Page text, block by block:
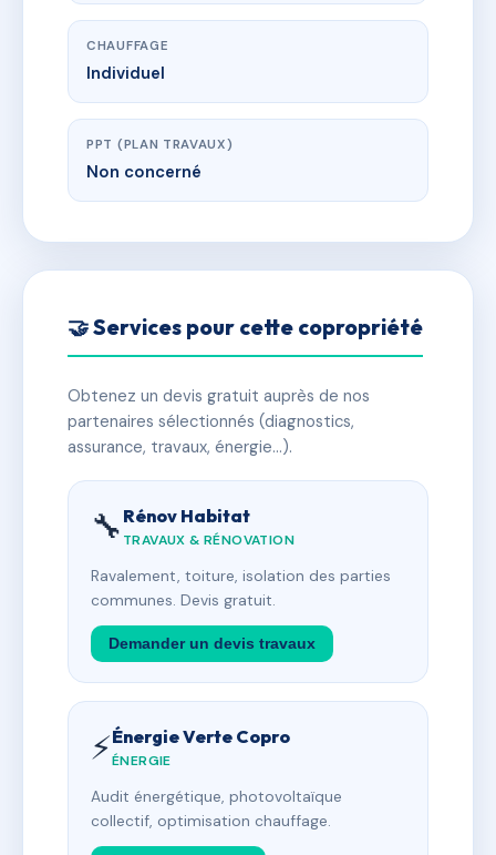
CHAUFFAGE
Individuel
PPT (PLAN TRAVAUX)
Non concerné
🤝 Services pour cette copropriété
Obtenez un devis gratuit auprès de nos
partenaires sélectionnés (diagnostics,
assurance, travaux, énergie…).
🔧 Rénov Habitat
TRAVAUX & RÉNOVATION
Ravalement, toiture, isolation des parties
communes. Devis gratuit.
Demander un devis travaux
⚡Énergie Verte Copro
ÉNERGIE
Audit énergétique, photovoltaïque
collectif, optimisation chauffage.